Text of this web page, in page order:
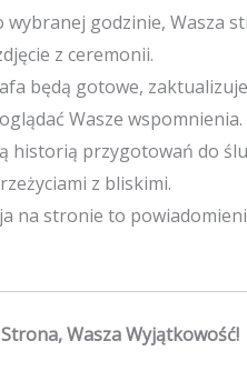
wybranej godzinie, Wasza
z ceremonii.
będą gotowe,
Wasze wspomnienia.
historią przygotowań do
z bliskimi.
na stronie to
Wasza Wyjątkowość!